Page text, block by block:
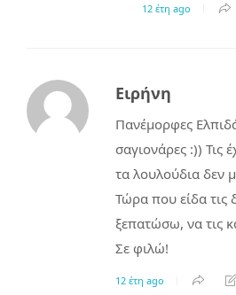
12 έτη ago
Ειρήνη
Πανέμορφες
σαγιονάρες :)) Τις
τα λουλούδια δεν
Τώρα που είδα τις
ξεπατώσω, να τις
Σε φιλώ!
12 έτη ago